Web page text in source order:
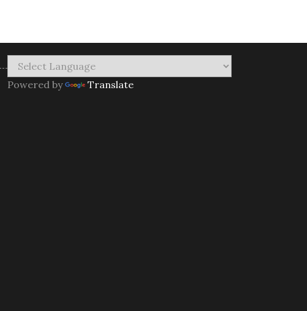
Powered by Translate